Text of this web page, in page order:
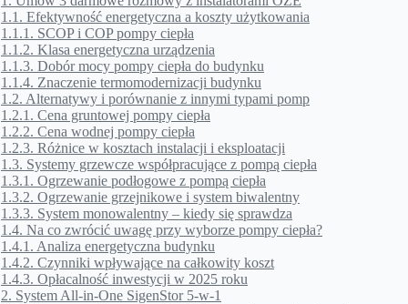
1.1. Efektywność energetyczna a koszty użytkowania
1.1.1. SCOP i COP pompy ciepła
1.1.2. Klasa energetyczna urządzenia
1.1.3. Dobór mocy pompy ciepła do budynku
1.1.4. Znaczenie termomodernizacji budynku
1.2. Alternatywy i porównanie z innymi typami pomp
1.2.1. Cena gruntowej pompy ciepła
1.2.2. Cena wodnej pompy ciepła
1.2.3. Różnice w kosztach instalacji i eksploatacji
1.3. Systemy grzewcze współpracujące z pompą ciepła
1.3.1. Ogrzewanie podłogowe z pompą ciepła
1.3.2. Ogrzewanie grzejnikowe i system biwalentny
1.3.3. System monowalentny – kiedy się sprawdza
1.4. Na co zwrócić uwagę przy wyborze pompy ciepła?
1.4.1. Analiza energetyczna budynku
1.4.2. Czynniki wpływające na całkowity koszt
1.4.3. Opłacalność inwestycji w 2025 roku
2. System All-in-One SigenStor 5-w-1